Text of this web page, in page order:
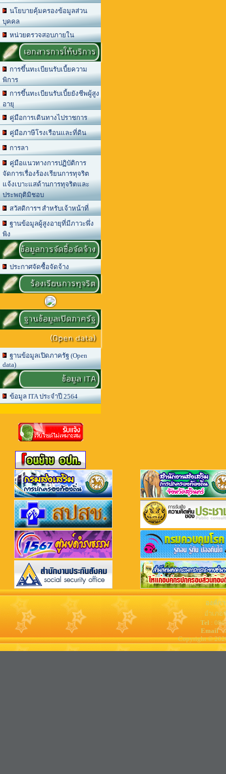
นโยบายคุ้มครองข้อมูลส่วน
บุคคล
หน่วยตรวจสอบภายใน
เอกสารการให้บริการ
การขึ้นทะเบียนรับเบี้ยความ
พิการ
การขึ้นทะเบียนรับเบี้ยยังชีพผู้สูง
อายุ
คู่มือการเดินทางไปราชการ
คู่มือภาษีโรงเรือนและที่ดิน
การลา
คู่มือแนวทางการปฏิบัติการ
จัดการเรื่องร้องเรียนการทุจริต
แจ้งเบาะแสด้านการทุจริตและ
ประพฤติมิชอบ
สวัสดิการฯ สำหรับเจ้าหน้าที่
ฐานข้อมูลผู้สูงอายุที่มีภาวะพึ่ง
พิง
ข้อมูลการจัดซื้อจัดจ้าง
ประกาศจัดซื้อจัดจ้าง
ร้องเรียนการทุจริต
ฐานข้อมูลเปิดภาครัฐ
(Open data)
ฐานข้อมูลเปิดภาครัฐ (Open
data)
ข้อมูล ITA
ข้อมูล ITA ประจำปี 2564
องค์ก
อำเภอ
Tel :
Email:
Copyright ©